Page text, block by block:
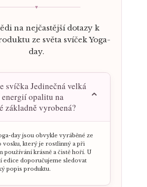
♥
na nejčastější dotazy k
ze světa svíček Yoga-
day.
svíčka Jedinečná velká
energií opalitu na
základně vyrobená?
day jsou obvykle vyráběné ze
vosku, který je rostlinný a při
používání krásně a čistě hoří. U
edice doporučujeme sledovat
popis produktu.